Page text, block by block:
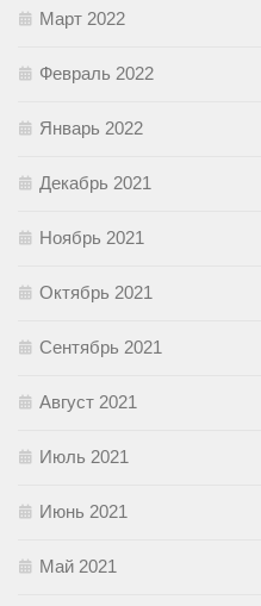
Март 2022
Февраль 2022
Январь 2022
Декабрь 2021
Ноябрь 2021
Октябрь 2021
Сентябрь 2021
Август 2021
Июль 2021
Июнь 2021
Май 2021